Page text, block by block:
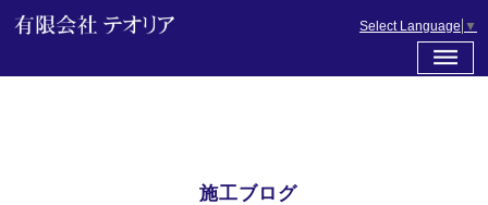
Select Language ▼
施工ブログ